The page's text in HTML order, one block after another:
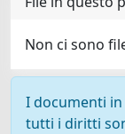
Non ci sono
I documenti
tutti i diritti